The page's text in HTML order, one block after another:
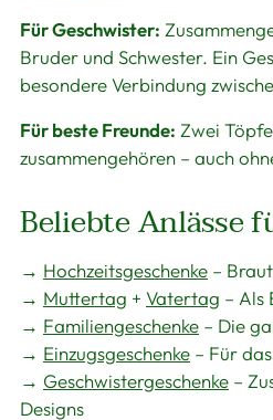
Für Geschwister:
Bruder und Schwester. Ein
besondere Verbindung
Für beste Freunde: Zwei
zusammengehören – auch
Beliebte Anlässe
→ Hochzeitsgeschenke –
→ Muttertag + Vatertag – Als
→ Familiengeschenke – Die
→ Einzugsgeschenke – Für
→ Geschwistergeschenke –
Designs